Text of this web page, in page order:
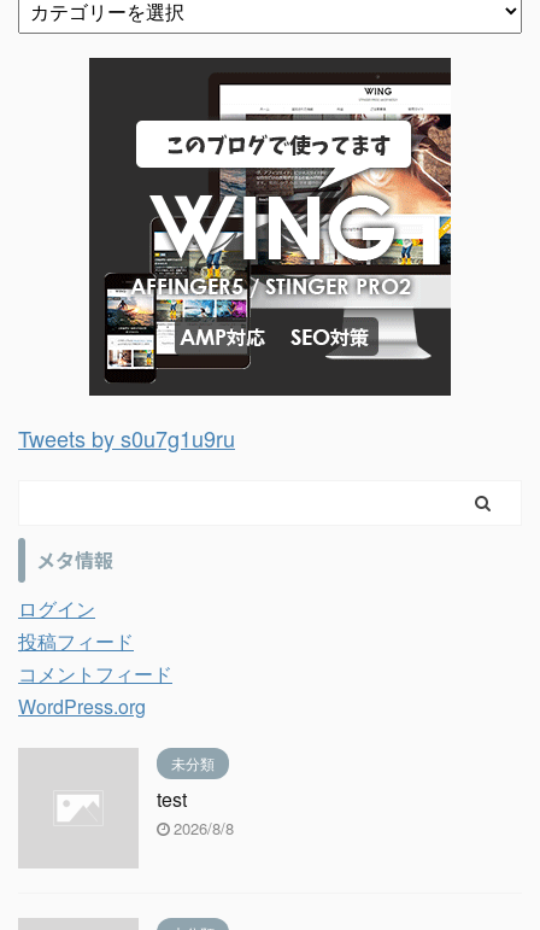
Tweets by s0u7g1u9ru
メタ情報
ログイン
投稿フィード
コメントフィード
WordPress.org
未分類
test
2026/8/8